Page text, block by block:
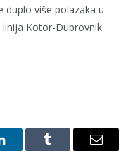
duplo više polazaka u
Kotor-Dubrovnik
Tumblr Email